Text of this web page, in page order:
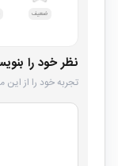
ضعیف
نظر خود را
تجربه خود را از